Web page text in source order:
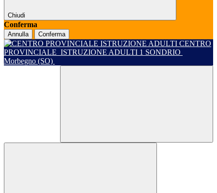
Chiudi
Conferma
Annulla Conferma
CENTRO
PROVINCIALE ISTRUZIONE ADULTI 1 SONDRIO
Morbegno (SO)